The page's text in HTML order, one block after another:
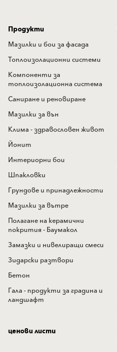
Продукти
Мазилки и бои за фасада
Топлоизолационни системи
Компоненти за
топлоизолационна система
Саниране и реновиране
Мазилки за вън
Клима - здравословен живот
Йонит
Интериорни бои
Шпакловки
Грундове и принадлежности
Мазилки за вътре
Полагане на керамични
покрития - Баумакол
Замазки и нивелиращи смеси
Зидарски разтвори
Бетон
Гала - продукти за градина и
ландшафт
ценови листи